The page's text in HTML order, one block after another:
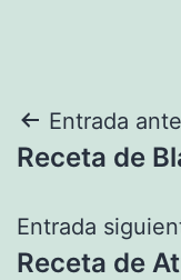
de
entradas
Entrada
Receta de
Entrada
Receta de